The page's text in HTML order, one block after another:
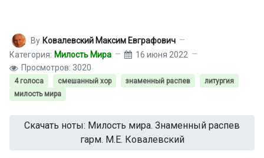
By Ковалевский Максим Евграфович
Категория: Милость Мира
16 июня 2022
Просмотров: 3020
4 голоса смешанный хор знаменный распев
литургия
милость мира
Скачать ноты: Милость мира. Знаменный распев
гарм. М.Е. Ковалевский